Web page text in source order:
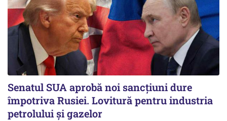
Senatul SUA aprobă noi sancțiuni dure
împotriva Rusiei. Lovitură pentru industria
petrolului și gazelor